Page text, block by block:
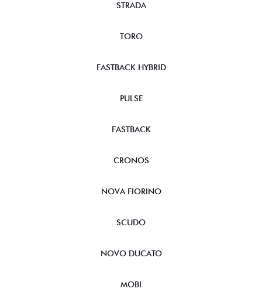
STRADA
TORO
FASTBACK HYBRID
PULSE
FASTBACK
CRONOS
NOVA FIORINO
SCUDO
NOVO DUCATO
MOBI